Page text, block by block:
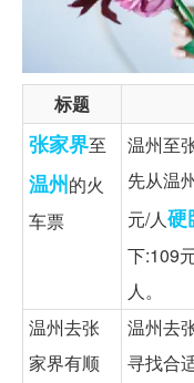
标题
张家界至
温州的火
车票
温州至
先从温
元/人硬
下:109
人。
温州去张
家界有顺
温州去
寻找合